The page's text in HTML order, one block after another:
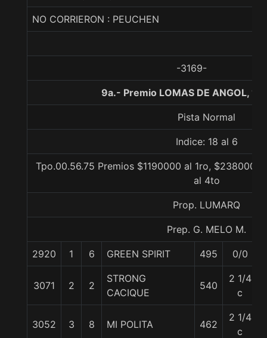
NO CORRIERON : PEUCHEN
-3169-
9a.- Premio LOMAS DE ANGOL,
Pista Normal
Indice: 18 al 6
Tpo.00.56.75 Premios $1190000 al 1ro, $238000
al 4to
Prop. LUMARQ
Prep. G. MELO M.
2920 1 6 GREEN SPIRIT 495 0/0
3071 2 2
STRONG
CACIQUE
540
2 1/4
c
3052 3 8 MI POLITA 462
2 1/4
c